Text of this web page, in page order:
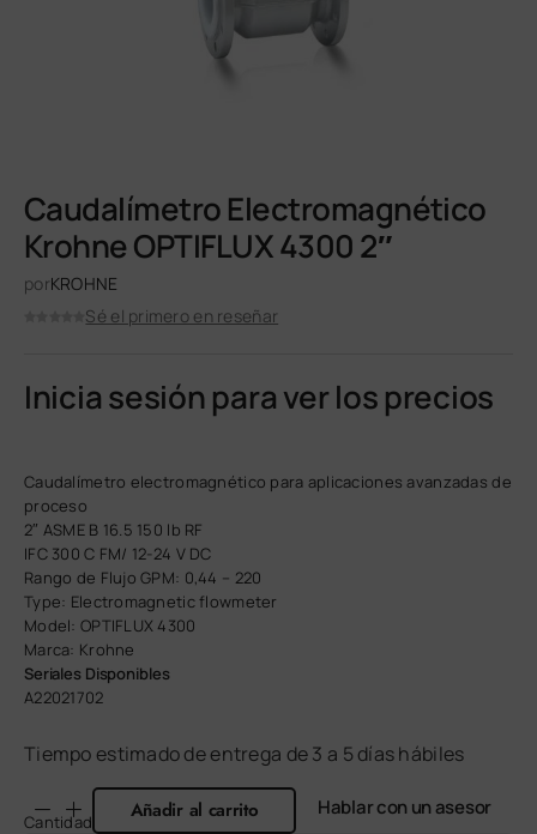
Caudalímetro Electromagnético
Krohne OPTIFLUX 4300 2″
porKROHNE
Sé el primero en reseñar
Inicia sesión para ver los precios
Caudalímetro electromagnético para aplicaciones avanzadas de
proceso
2″ ASME B 16.5 150 lb RF
IFC 300 C FM/ 12-24 V DC
Rango de Flujo GPM: 0,44 – 220
Type: Electromagnetic flowmeter
Model: OPTIFLUX 4300
Marca: Krohne
Seriales Disponibles
A22021702
Tiempo estimado de entrega de 3 a 5 días hábiles
Cantidad Añadir al carrito Hablar con un asesor